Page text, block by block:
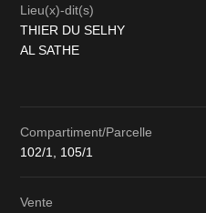
Lieu(x)-dit(s)
THIER DU SELHY
AL SATHE
Compartiment/Parcelle
102/1, 105/1
Vente